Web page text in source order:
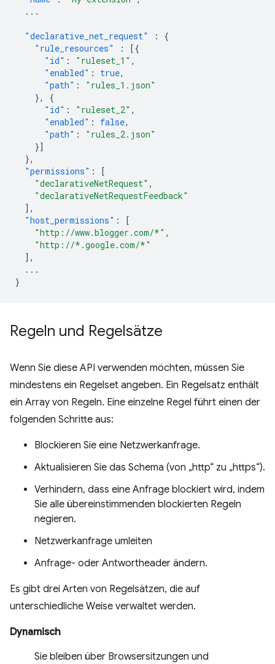
...
"declarative_net_request" :
{
"rule_resources"
:
[{
"id" : "ruleset_1" ,
"enabled" : true,
"path" :
"rules_1.json"
},
{
"id" : "ruleset_2" ,
"enabled" : false,
"path" :
"rules_2.json"
}]
},
"permissions" :
[
"declarativeNetRequest" ,
"declarativeNetRequestFeedback"
],
"host_permissions" :
[
"http://www.blogger.com/*" ,
"http://*.google.com/*"
],
...
}
Regeln und Regelsätze
Wenn Sie diese API verwenden möchten, müssen Sie
mindestens ein Regelset angeben. Ein Regelsatz enthält
ein Array von Regeln. Eine einzelne Regel führt einen der
folgenden Schritte aus:
Blockieren Sie eine Netzwerkanfrage.
Aktualisieren Sie das Schema (von „http“ zu „https“).
Verhindern, dass eine Anfrage blockiert wird, indem
Sie alle übereinstimmenden blockierten Regeln
negieren.
Netzwerkanfrage umleiten
Anfrage- oder Antwortheader ändern.
Es gibt drei Arten von Regelsätzen, die auf
unterschiedliche Weise verwaltet werden.
Dynamisch
Sie bleiben über Browsersitzungen und